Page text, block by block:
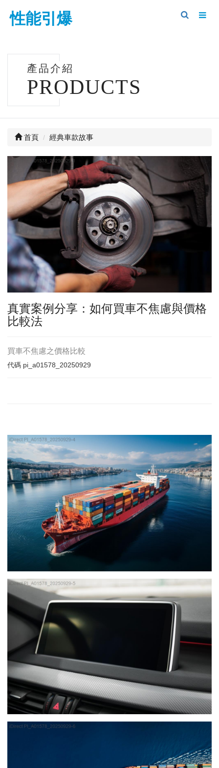
性能引爆
產品介紹
PRODUCTS
首頁 經典車款故事
真實案例分享：如何買車不焦慮與價格
比較法
買車不焦慮之價格比較
代碼 pi_a01578_20250929